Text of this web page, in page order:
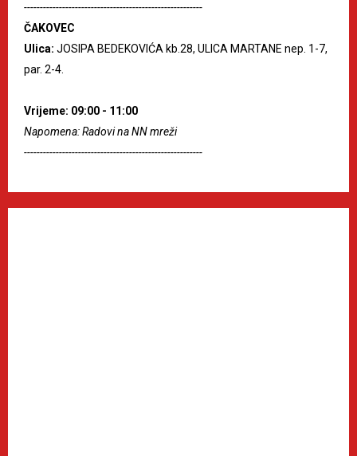
--------------------------------------------------------
ČAKOVEC
Ulica: JOSIPA BEDEKOVIĆA kb.28, ULICA MARTANE nep. 1-7,
par. 2-4.
Vrijeme: 09:00 - 11:00
Napomena: Radovi na NN mreži
--------------------------------------------------------